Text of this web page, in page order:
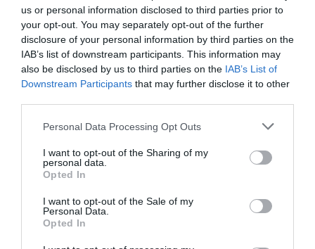
us or personal information disclosed to third parties prior to
your opt-out. You may separately opt-out of the further
disclosure of your personal information by third parties on the
IAB’s list of downstream participants. This information may
also be disclosed by us to third parties on the IAB’s List of
Downstream Participants that may further disclose it to other
Personal Data Processing Opt Outs
I want to opt-out of the Sharing of my
personal data.
Opted In
I want to opt-out of the Sale of my
Personal Data.
Opted In